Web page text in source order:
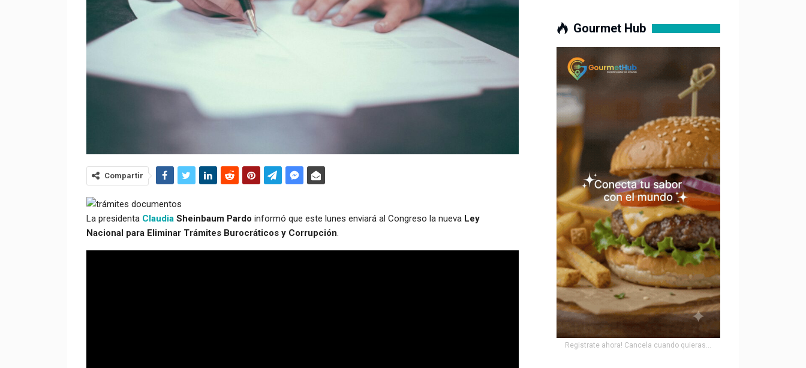
Compartir
La presidenta ClaudiaSheinbaum Pardo informó que este lunes enviará al Congreso la nueva Ley
Nacional para Eliminar Trámites Burocráticos y Corrupción.
Gourmet Hub
Registrate ahora! Cancela cuando quieras...